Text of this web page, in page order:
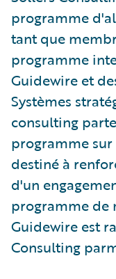
programme
tant que
programme
Guidewire et
Systèmes
consulting
programme
destiné à
d'un
programme de
Guidewire est
Consulting